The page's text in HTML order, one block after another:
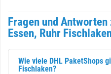
Fragen und
Essen, Ruhr
Wie viele DHL PaketShops
Fischlaken?